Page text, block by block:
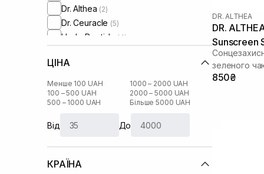
Dr. Althea (2)
Dr. Ceuracle (5)
HydroPeptide (4)
Instytutum
Isehan(1)
Medik8(1)
Needly(2)
Purito
Skin1004
Sorted Skin
ЦІНА
Менше 100 UAH
100 – 500 UAH
500 – 1000 UAH
1000 – 2000 UAH
2000 – 5000 UAH
Більше 5000 UAH
Від До
КРАЇНА
DR. ALTHEA
DR.
Sunscreen
зеленого
850₴